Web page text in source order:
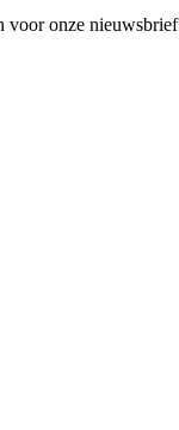
voor onze nieuwsbrief